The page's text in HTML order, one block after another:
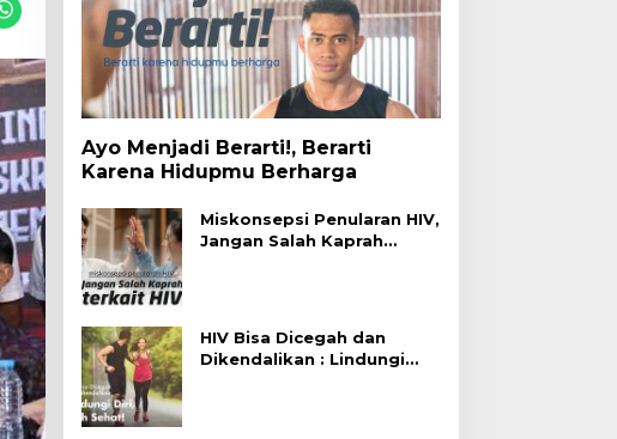
Ayo Menjadi Berarti!, Berarti
Karena Hidupmu Berharga
Miskonsepsi Penularan HIV,
Jangan Salah Kaprah
HIV Bisa Dicegah dan
Dikendalikan : Lindungi